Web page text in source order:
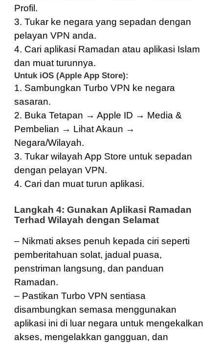
Profil.
3. Tukar ke negara yang sepadan dengan
pelayan VPN anda.
4. Cari aplikasi Ramadan atau aplikasi Islam
dan muat turunnya.
Untuk iOS (Apple App Store):
1. Sambungkan Turbo VPN ke negara
sasaran.
2. Buka Tetapan → Apple ID → Media &
Pembelian → Lihat Akaun →
Negara/Wilayah.
3. Tukar wilayah App Store untuk sepadan
dengan pelayan VPN.
4. Cari dan muat turun aplikasi.
Langkah 4: Gunakan Aplikasi Ramadan
Terhad Wilayah dengan Selamat
– Nikmati akses penuh kepada ciri seperti
pemberitahuan solat, jadual puasa,
penstriman langsung, dan panduan
Ramadan.
– Pastikan Turbo VPN sentiasa
disambungkan semasa menggunakan
aplikasi ini di luar negara untuk mengekalkan
akses, mengelakkan gangguan, dan